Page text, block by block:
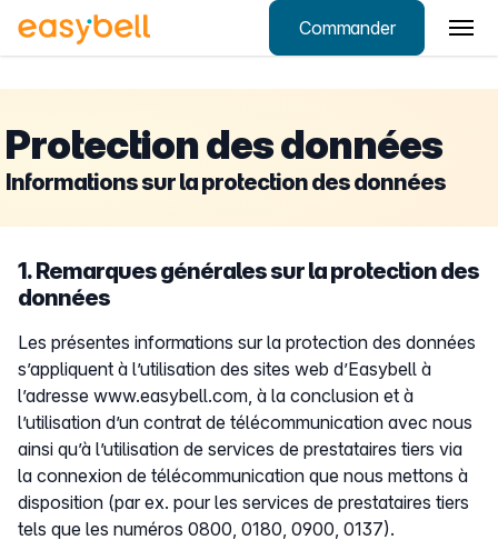
Commander
Protection des données
Informations sur la protection des données
1. Remarques générales sur la protection des
données
Les présentes informations sur la protection des données
s’appliquent à l’utilisation des sites web d’Easybell à
l’adresse www.easybell.com, à la conclusion et à
l’utilisation d’un contrat de télécommunication avec nous
ainsi qu’à l’utilisation de services de prestataires tiers via
la connexion de télécommunication que nous mettons à
disposition (par ex. pour les services de prestataires tiers
tels que les numéros 0800, 0180, 0900, 0137).